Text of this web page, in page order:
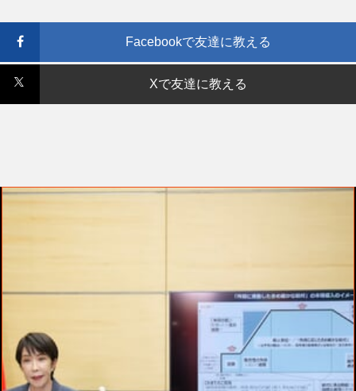
Facebookで友達に教える
Xで友達に教える